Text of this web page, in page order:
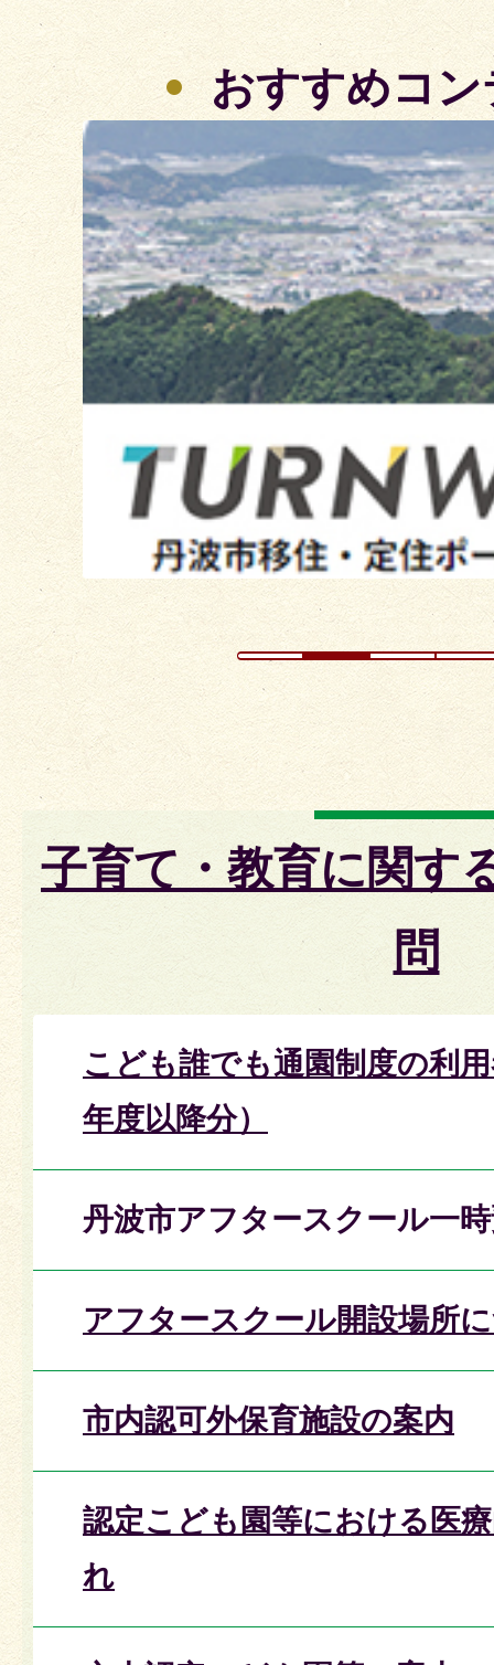
おすすめコ
2
枚
目
の
ス
子育て・教育に関す
問
こども誰でも通園制度の利
年度以降分）
丹波市アフタースクール一
アフタースクール開設場所
市内認可外保育施設の案内
認定こども園等における医
れ